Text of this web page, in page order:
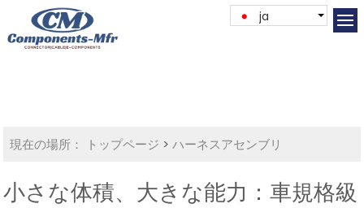
ja
現在の場所： トップページ >ハーネスアセンブリ
小さな体積、大きな能力：車規格級